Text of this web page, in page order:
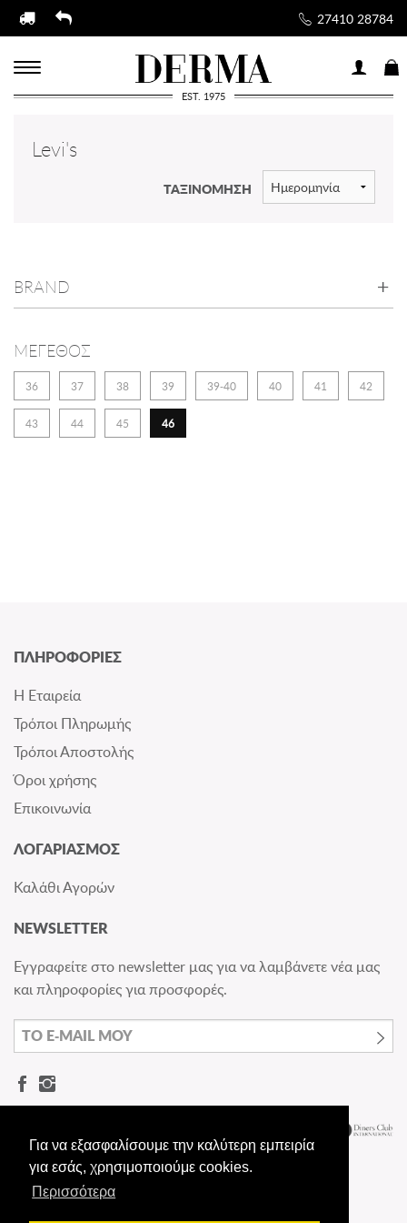
Για να εξασφαλίσουμε την καλύτερη εμπειρία
για εσάς, χρησιμοποιούμε cookies.
Περισσότερα
27410 28784
EST. 1975
Levi's
ΤΑΞΙΝΟΜΗΣΗ
BRAND
ΜΕΓΕΘΟΣ
36 37 38 39 39-40 40 41 42
43 44 45 46
ΠΛΗΡΟΦΟΡΙΕΣ
Η Εταιρεία
Τρόποι Πληρωμής
Τρόποι Αποστολής
Όροι χρήσης
Επικοινωνία
ΛΟΓΑΡΙΑΣΜΟΣ
Καλάθι Αγορών
NEWSLETTER
Εγγραφείτε στο newsletter μας για να λαμβάνετε νέα μας
και πληροφορίες για προσφορές.